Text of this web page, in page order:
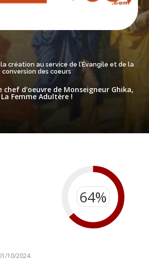
création au service de l’Évangile et de la
conversion des coeurs
chef d'oeuvre de Monseigneur Ghika,
La Femme Adultère !
10/2024.